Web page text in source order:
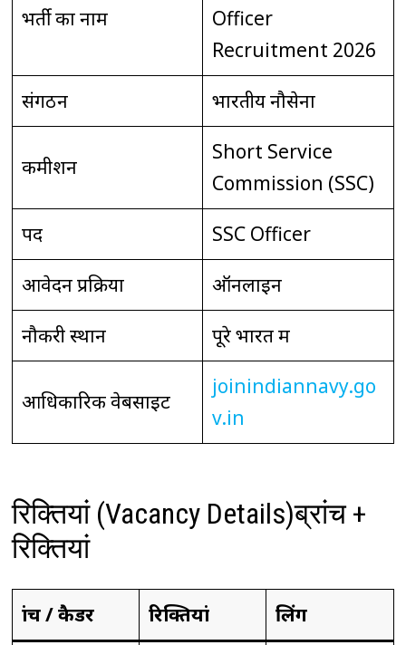
भर्ती का नाम
Officer
Recruitment 2026
संगठन
भारतीय नौसेना
कमीशन
Short Service
Commission (SSC)
पद
SSC Officer
आवेदन प्रक्रिया
ऑनलाइन
नौकरी स्थान
पूरे भारत में
आधिकारिक वेबसाइट
joinindiannavy.go
v.in
रिक्तियां (Vacancy Details)ब्रांच +
रिक्तियां
ब्रांच / कैडर रिक्तियां लिंग